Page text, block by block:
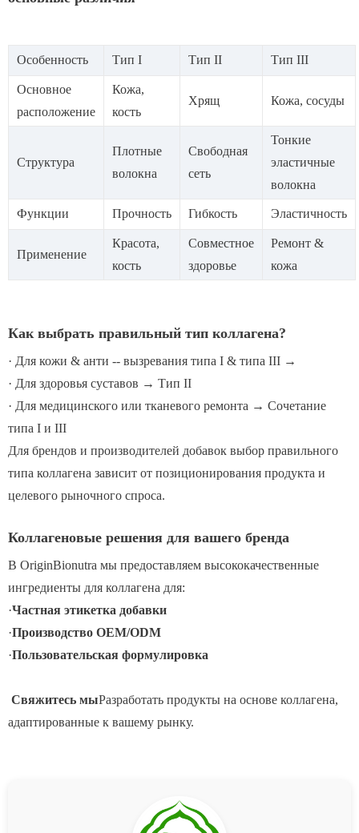
Особенность Тип I Тип II Тип III
Основное
расположение
Кожа,
кость
Хрящ Кожа, сосуды
Структура
Плотные
волокна
Свободная
сеть
Тонкие
эластичные
волокна
Функции Прочность Гибкость Эластичность
Применение
Красота,
кость
Совместное
здоровье
Ремонт &
кожа
Как выбрать правильный тип коллагена?
· Для кожи & анти -- вызревания типа I & типа III →
· Для здоровья суставов → Тип II
· Для медицинского или тканевого ремонта → Сочетание
типа I и III
Для брендов и производителей добавок выбор правильного
типа коллагена зависит от позиционирования продукта и
целевого рыночного спроса.
Коллагеновые решения для вашего бренда
В OriginBionutra мы предоставляем высококачественные
ингредиенты для коллагена для:
·Частная этикетка добавки
·Производство OEM/ODM
·Пользовательская формулировка
Свяжитесь мыРазработать продукты на основе коллагена,
адаптированные к вашему рынку.